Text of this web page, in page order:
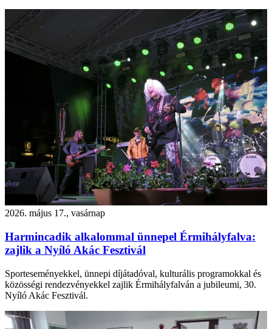
2026. május 17., vasárnap
Harmincadik alkalommal ünnepel Érmihályfalva:
zajlik a Nyíló Akác Fesztivál
Sporteseményekkel, ünnepi díjátadóval, kulturális programokkal és
közösségi rendezvényekkel zajlik Érmihályfalván a jubileumi, 30.
Nyíló Akác Fesztivál.